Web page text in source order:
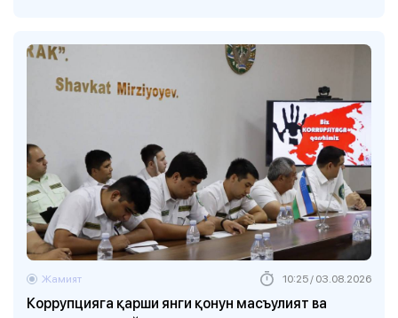
Коррупцияга қарши янги қонун масъулият ва
Жамият 10:25 / 03.08.2026